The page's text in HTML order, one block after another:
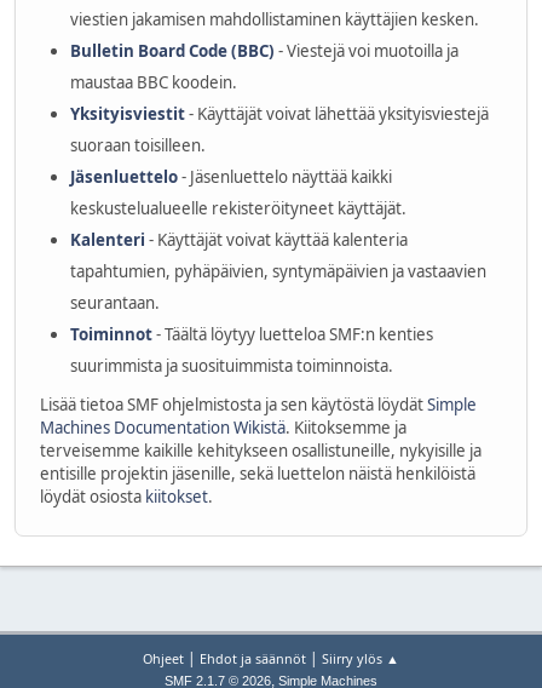
viestien jakamisen mahdollistaminen käyttäjien kesken.
Bulletin Board Code (BBC) - Viestejä voi muotoilla ja
maustaa BBC koodein.
Yksityisviestit- Käyttäjät voivat lähettää yksityisviestejä
suoraan toisilleen.
Jäsenluettelo- Jäsenluettelo näyttää kaikki
keskustelualueelle rekisteröityneet käyttäjät.
Kalenteri - Käyttäjät voivat käyttää kalenteria
tapahtumien, pyhäpäivien, syntymäpäivien ja vastaavien
seurantaan.
Toiminnot- Täältä löytyy luetteloa SMF:n kenties
suurimmista ja suosituimmista toiminnoista.
Lisää tietoa SMF ohjelmistosta ja sen käytöstä löydätSimple
Machines Documentation Wikistä. Kiitoksemme ja
terveisemme kaikille kehitykseen osallistuneille, nykyisille ja
entisille projektin jäsenille, sekä luettelon näistä henkilöistä
löydät osiosta kiitokset.
Ohjeet | Ehdot ja säännöt | Siirry ylös ▲
SMF 2.1.7 © 2026, Simple Machines